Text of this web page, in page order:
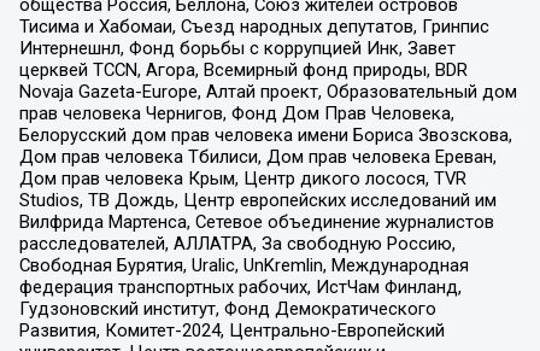
общества Россия, Беллона, Союз жителей островов
Тисима и Хабомаи, Съезд народных депутатов, Гринпис
Интернешнл, Фонд борьбы с коррупцией Инк, Завет
церквей TCCN, Агора, Всемирный фонд природы, BDR
Novaja Gazeta-Europe, Алтай проект, Образовательный дом
прав человека Чернигов, Фонд Дом Прав Человека,
Белорусский дом прав человека имени Бориса Звозскова,
Дом прав человека Тбилиси, Дом прав человека Ереван,
Дом прав человека Крым, Центр дикого лосося, TVR
Studios, ТВ Дождь, Центр европейских исследований им
Вилфрида Мартенса, Сетевое объединение журналистов
расследователей, АЛЛАТРА, За свободную Россию,
Свободная Бурятия, Uralic, UnKremlin, Международная
федерация транспортных рабочих, ИстЧам Финланд,
Гудзоновский институт, Фонд Демократического
Развития, Комитет-2024, Центрально-Европейский